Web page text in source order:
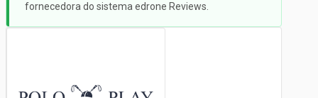
fornecedora do sistema edrone Reviews.